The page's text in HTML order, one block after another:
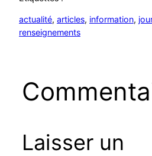
actualité, articles, information,
renseignements
Laisser un